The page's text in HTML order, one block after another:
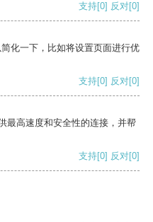
支持[0] 反对[0]
化一下，比如将设置页面进行优
支持[0] 反对[0]
最高速度和安全性的连接，并帮
支持[0] 反对[0]